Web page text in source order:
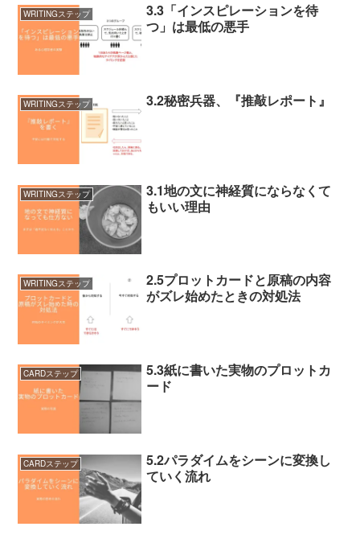
WRITINGステップ
3.3「インスピレーションを待
つ」は最低の悪手
WRITINGステップ 3.2秘密兵器、『推敲レポート』
WRITINGステップ
3.1地の文に神経質にならなくて
もいい理由
WRITINGステップ
2.5プロットカードと原稿の内容
がズレ始めたときの対処法
CARDステップ
5.3紙に書いた実物のプロットカ
ード
CARDステップ
5.2パラダイムをシーンに変換し
ていく流れ